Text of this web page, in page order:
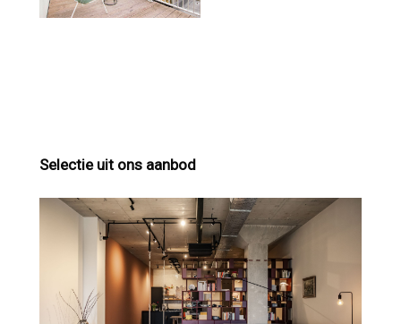
Selectie uit ons aanbod